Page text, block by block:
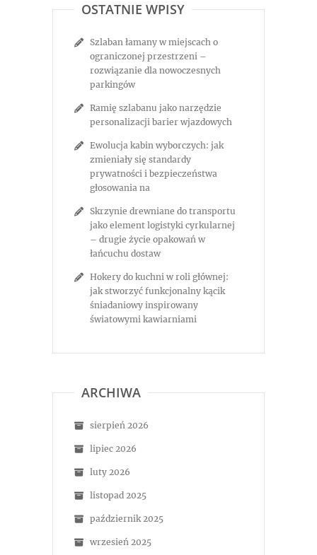
OSTATNIE WPISY
Szlaban łamany w miejscach o
ograniczonej przestrzeni –
rozwiązanie dla nowoczesnych
parkingów
Ramię szlabanu jako narzędzie
personalizacji barier wjazdowych
Ewolucja kabin wyborczych: jak
zmieniały się standardy
prywatności i bezpieczeństwa
głosowania na
Skrzynie drewniane do transportu
jako element logistyki cyrkularnej
– drugie życie opakowań w
łańcuchu dostaw
Hokery do kuchni w roli głównej:
jak stworzyć funkcjonalny kącik
śniadaniowy inspirowany
światowymi kawiarniami
ARCHIWA
sierpień 2026
lipiec 2026
luty 2026
listopad 2025
październik 2025
wrzesień 2025